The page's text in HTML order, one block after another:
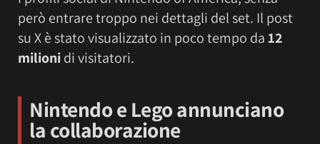
però entrare troppo nei dettagli del set. Il post
su X è stato visualizzato in poco tempo da12
milionidi visitatori.
Nintendo e Lego annunciano
la collaborazione